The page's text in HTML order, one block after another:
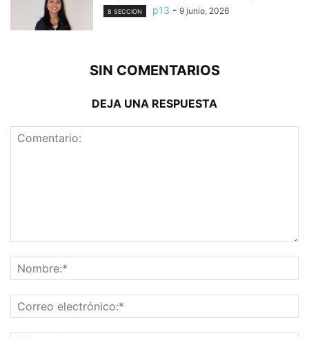
8 SECCION p13 - 9 junio, 2026
SIN COMENTARIOS
DEJA UNA RESPUESTA